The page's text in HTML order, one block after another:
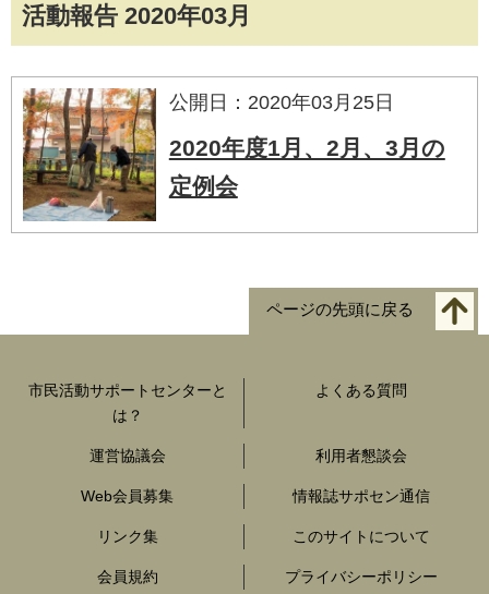
活動報告 2020年03月
公開日：2020年03月25日
2020年度1月、2月、3月の
定例会
ページの先頭に戻る
市民活動サポートセンターと
は？
よくある質問
運営協議会 利用者懇談会
Web会員募集 情報誌サポセン通信
リンク集 このサイトについて
会員規約 プライバシーポリシー